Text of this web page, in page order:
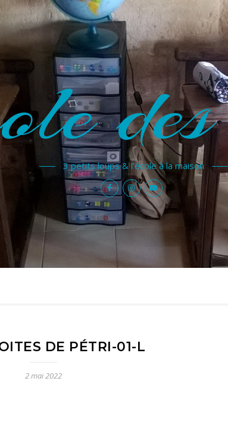
3 petits loups & l'école à la maison
DE PÉTRI-01-L
2 mai 2022